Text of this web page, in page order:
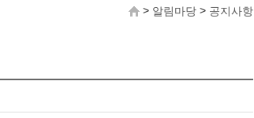
> 알림마당 > 공지사항